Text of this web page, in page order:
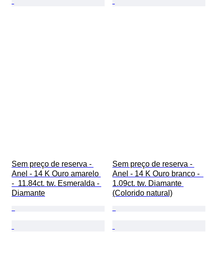
Sem preço de reserva -
Anel - 14 K Ouro amarelo
-  11.84ct. tw. Esmeralda -
Diamante
Sem preço de reserva -
Anel - 14 K Ouro branco -
1.09ct. tw. Diamante
(Colorido natural)